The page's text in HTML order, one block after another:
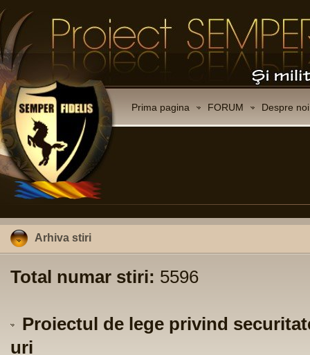
Prima pagina FORUM Despre noi
Arhiva stiri
Total numar stiri: 5596
Proiectul de lege privind
uri